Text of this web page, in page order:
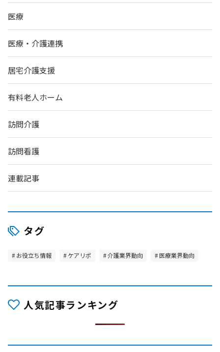
医療
医療・介護連携
居宅介護支援
有料老人ホーム
訪問介護
訪問看護
連載記事
タグ
お役立ち情報 ケアリポ 介護業界動向 医療業界動向
人気記事ランキング